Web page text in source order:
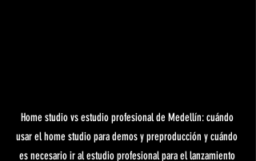
Home studio vs estudio profesional de Medellín: cuándo
usar el home studio para demos y preproducción y cuándo
es necesario ir al estudio profesional para el lanzamiento